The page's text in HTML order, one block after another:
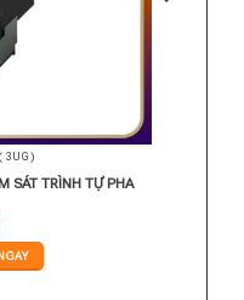
3UG )
SÁT TRÌNH TỰ PHA